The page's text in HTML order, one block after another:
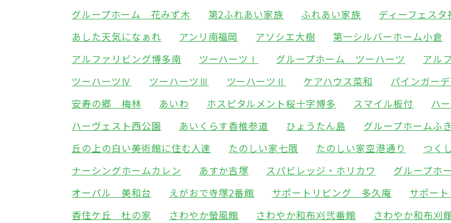
グループホーム 花みず木
第2ふれあい家族 ふれあい家族 ディーフェスタ
あした天気になぁれ
アンリ南福岡 アソシエ大樹 第一シルバーホーム小倉
アルファリビング博多南
ツーハーツⅠ グループホーム ツーハーツ アル
ツーハーツⅣ
ツーハーツⅢ ツーハーツⅡ ケアハウス菜和 パインガー
安寿の郷 梅林
あいわ ホスピタルメント桜十字博多 スマイル板付 ハ
ハーヴェスト西公園
あいくらす香椎参道 ひょうたん島 グループホームふき
丘の上の白い美術館に住む人達
たのしい家七隈 たのしい家空港通り つく
ナーシングホームカレン
あすか吉塚 スパビレッジ・ホリカワ グループホ
オーパル 美和台
えがおで寺塚2番館 サポートリビング 多久庵 サポー
香住ケ丘 杜の家
さわやか螢風館 さわやか和布刈弐番館 さわやか和布刈